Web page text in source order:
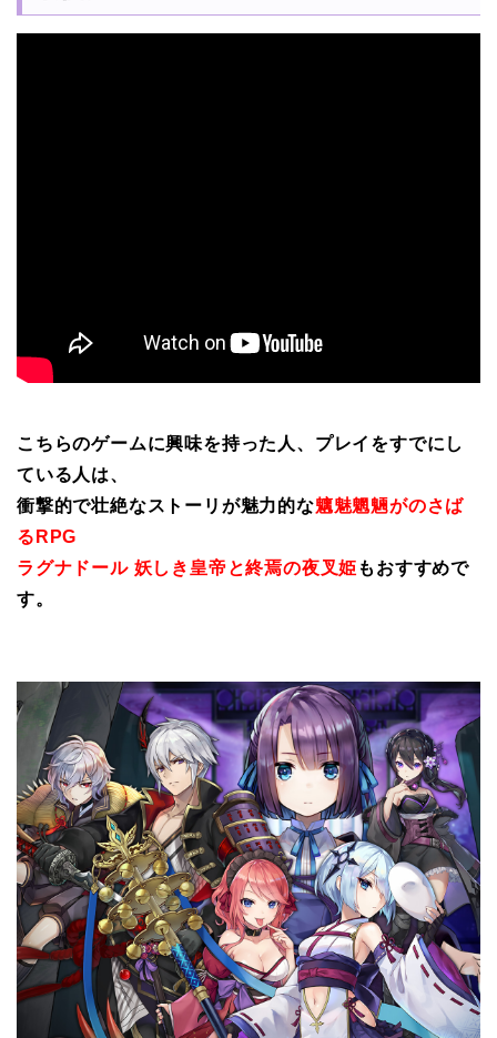
こちらのゲームに興味を持った人、プレイをすでにし
ている人は、
衝撃的で壮絶なストーリが魅力的な魑魅魍魎がのさば
るRPG
ラグナドール 妖しき皇帝と終焉の夜叉姫 もおすすめで
す。